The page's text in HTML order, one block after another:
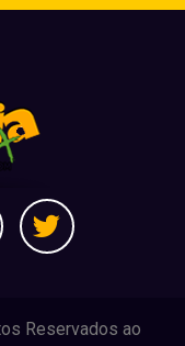
Reservados ao